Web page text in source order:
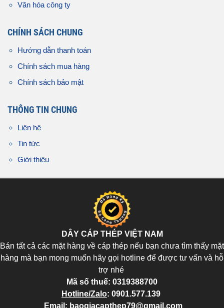
Văn hóa công ty
CHÍNH SÁCH CHUNG
Hướng dẫn thanh toán
Chính sách mua hàng
Chính sách bảo mật
THÔNG TIN CHUNG
Liên hệ
Tin tức
Giới thiệu
DÂY CÁP THÉP VIỆT NAM
Bán tất cả các mặt hàng về cáp thép nếu bạn chưa tìm thấy mặt
hàng mà bạn mong muốn hãy gọi hotline để được tư vấn và hỗ
trợ nhé
Mã số thuế: 0319388700
Hotline/Zalo: 0901.577.139
Email : baogiacapthep79@gmail.com